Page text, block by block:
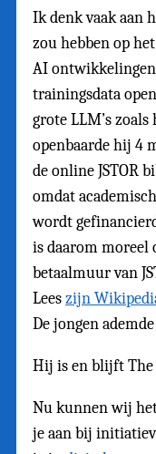
Ik denk vaak aan
zou hebben op
AI
trainingsdata
grote LLM’s zoals
openbaarde hij 4
de online JSTOR
omdat
wordt
is daarom
betaalmuur van
Leeszijn
De jongen
Hij is en blijft The
Nu kunnen wij
je aan bij